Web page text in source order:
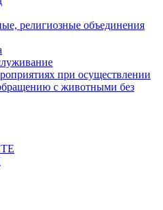
религиозные объединения
при осуществлении
с животными без